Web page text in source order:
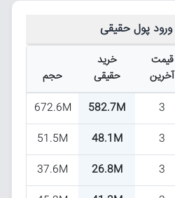
پول حقیقی
قیمت
آخرین
خرید
حقیقی
حجم
3
582.7M
672.6M
3
48.1M
51.5M
3
26.8M
37.6M